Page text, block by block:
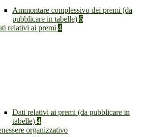
Ammontare complessivo dei premi (da
pubblicare in tabelle) 6
relativi ai premi 4
Dati relativi ai premi (da pubblicare in
tabelle) 4
organizzativo